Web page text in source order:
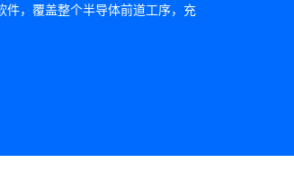
件，覆盖整个半导体前道工序，充